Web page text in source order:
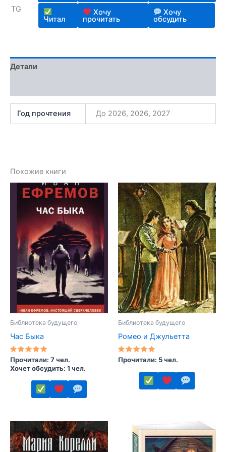
TG
Читал
Хочу
прочитать
Хочу
обсудить
Детали
Год прочтения До 2026, 2026, 2027
Похожие книги
Библиотека будущего
Час Быка
Оценка
5.00
из 5
Прочитали: 7 чел.
Хочет обсудить: 1 чел.
товар
имеет
несколько
Библиотека будущего
Ромео и Джульетта
Оценка
5.00
Прочитали: 5 чел.
имеет
несколько
вариаций.